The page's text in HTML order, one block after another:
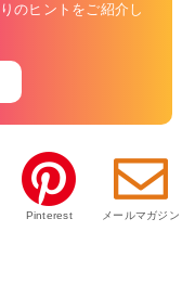
のヒントをご紹介し
Pinterest メールマガジン